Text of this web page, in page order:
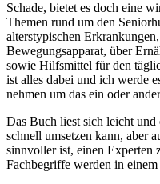
Schade, bietet es doch eine
Themen rund um den
alterstypischen
Bewegungsapparat, über
sowie Hilfsmittel für den
ist alles dabei und ich werde
nehmen um das ein oder
Das Buch liest sich leicht
schnell umsetzen kann, aber
sinnvoller ist, einen Experten
Fachbegriffe werden in